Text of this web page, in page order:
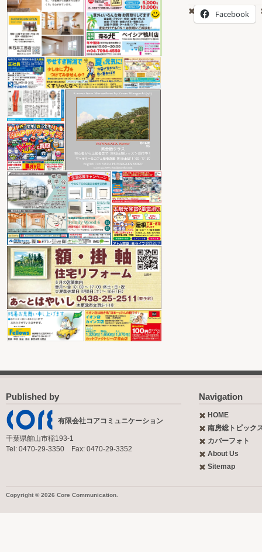
Facebook
Published by
有限会社コアコミュニケーション
千葉県館山市稲193-1
Tel: 0470-29-3350 Fax: 0470-29-3352
Navigation
HOME
南房総トピック
カバーフォト
About Us
Sitemap
Copyright © 2026 Core Communication.